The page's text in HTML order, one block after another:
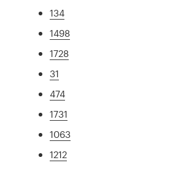
134
1498
1728
31
474
1731
1063
1212